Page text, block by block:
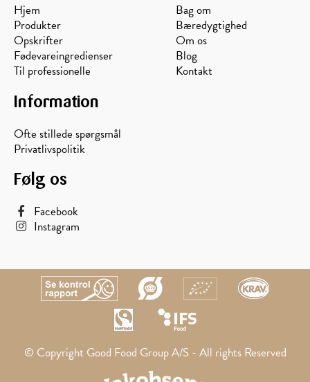
Hjem
Produkter
Opskrifter
Fødevareingredienser
Til professionelle
Bag om
Bæredygtighed
Om os
Blog
Kontakt
Information
Ofte stillede spørgsmål
Privatlivspolitik
Følg os
Facebook
Instagram
© Copyright Good Food Group A/S - All rights Reserved